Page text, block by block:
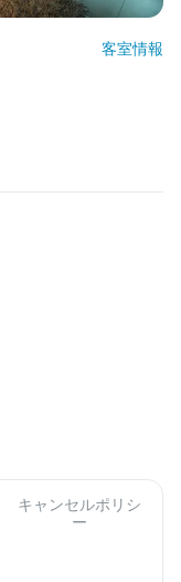
客室情報
キャンセルポリシ
ー